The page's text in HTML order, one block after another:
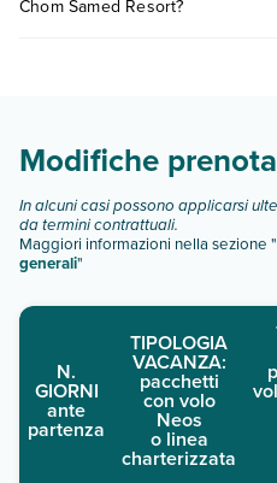
consultare i prezzi, compila il
Chom Samed Resort?
Modifiche
In alcuni casi possono applicarsi
da termini contrattuali.
Maggiori informazioni nella sezione "
generali"
N.
GIORNI
ante
partenza
TIPOLOGIA
VACANZA:
pacchetti
con volo
Neos
o linea
charterizzata